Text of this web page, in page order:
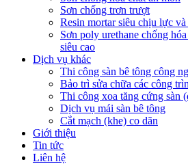
Sơn chống trơn trượt
Resin mortar siêu chịu lực
Sơn poly urethane chống
siêu cao
Dịch vụ khác
Thi công sàn bê tông công
Bảo trì sửa chữa các công
Thi công xoa tăng cứng sàn
Dịch vụ mái sàn bê tông
Cắt mạch (khe) co dãn
Giới thiệu
Tin tức
Liên hệ